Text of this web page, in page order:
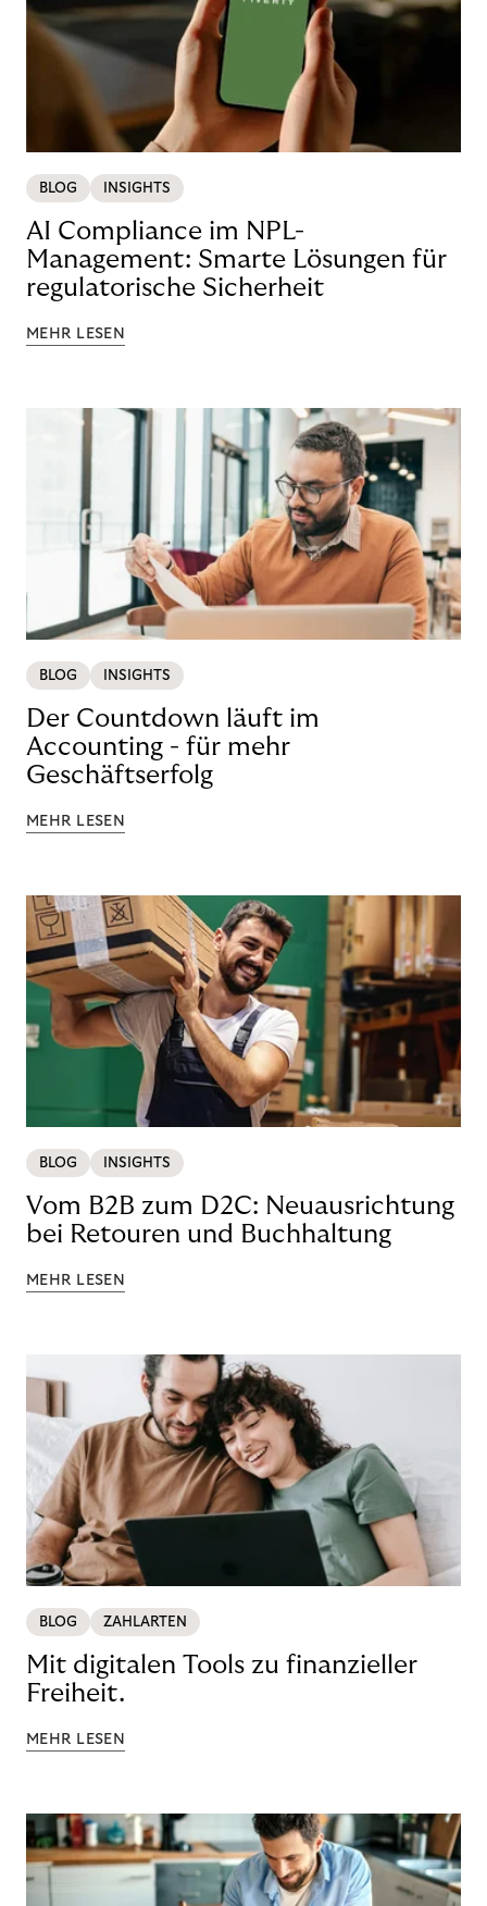
BLOG INSIGHTS
AI Compliance im NPL-
Management: Smarte Lösungen für
regulatorische Sicherheit
MEHR LESEN
BLOG INSIGHTS
Der Countdown läuft im
Accounting - für mehr
Geschäftserfolg
MEHR LESEN
BLOG INSIGHTS
Vom B2B zum D2C: Neuausrichtung
bei Retouren und Buchhaltung
MEHR LESEN
BLOG ZAHLARTEN
Mit digitalen Tools zu finanzieller
Freiheit.
MEHR LESEN